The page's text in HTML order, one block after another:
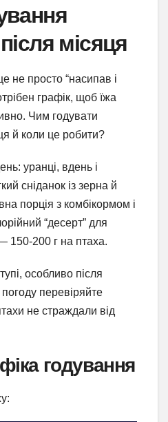
місяця
не просто “насипав і
графік, щоб їжа
Чим годувати
й коли це робити?
уранці, вдень і
сніданок із зерна й
порція з комбікормом і
“десерт” для
150-200 г на птаха.
особливо після
перевіряйте
не страждали від
годування